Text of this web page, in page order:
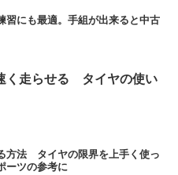
習にも最適。手組が出来ると中古
く走らせる タイヤの使い
方法 タイヤの限界を上手く使っ
ーツの参考に